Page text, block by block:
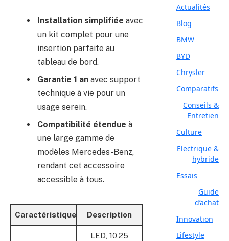
Installation simplifiée avec
un kit complet pour une
insertion parfaite au
tableau de bord.
Garantie 1 an avec support
technique à vie pour un
usage serein.
Compatibilité étendue à
une large gamme de
modèles Mercedes-Benz,
rendant cet accessoire
accessible à tous.
Caractéristique Description
LED, 10,25
Actualités
Blog
BMW
BYD
Chrysler
Comparatifs
Conseils &
Entretien
Culture
Electrique &
hybride
Essais
Guide
d’achat
Innovation
Lifestyle